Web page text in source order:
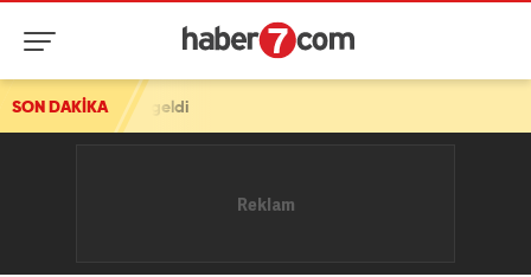
SON DAKİKA
geldi